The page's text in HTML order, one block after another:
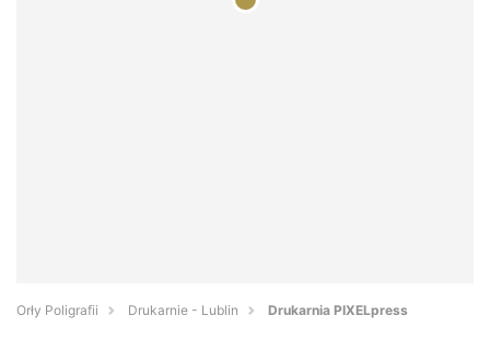
Orły Poligrafii Drukarnie - Lublin Drukarnia PIXELpress